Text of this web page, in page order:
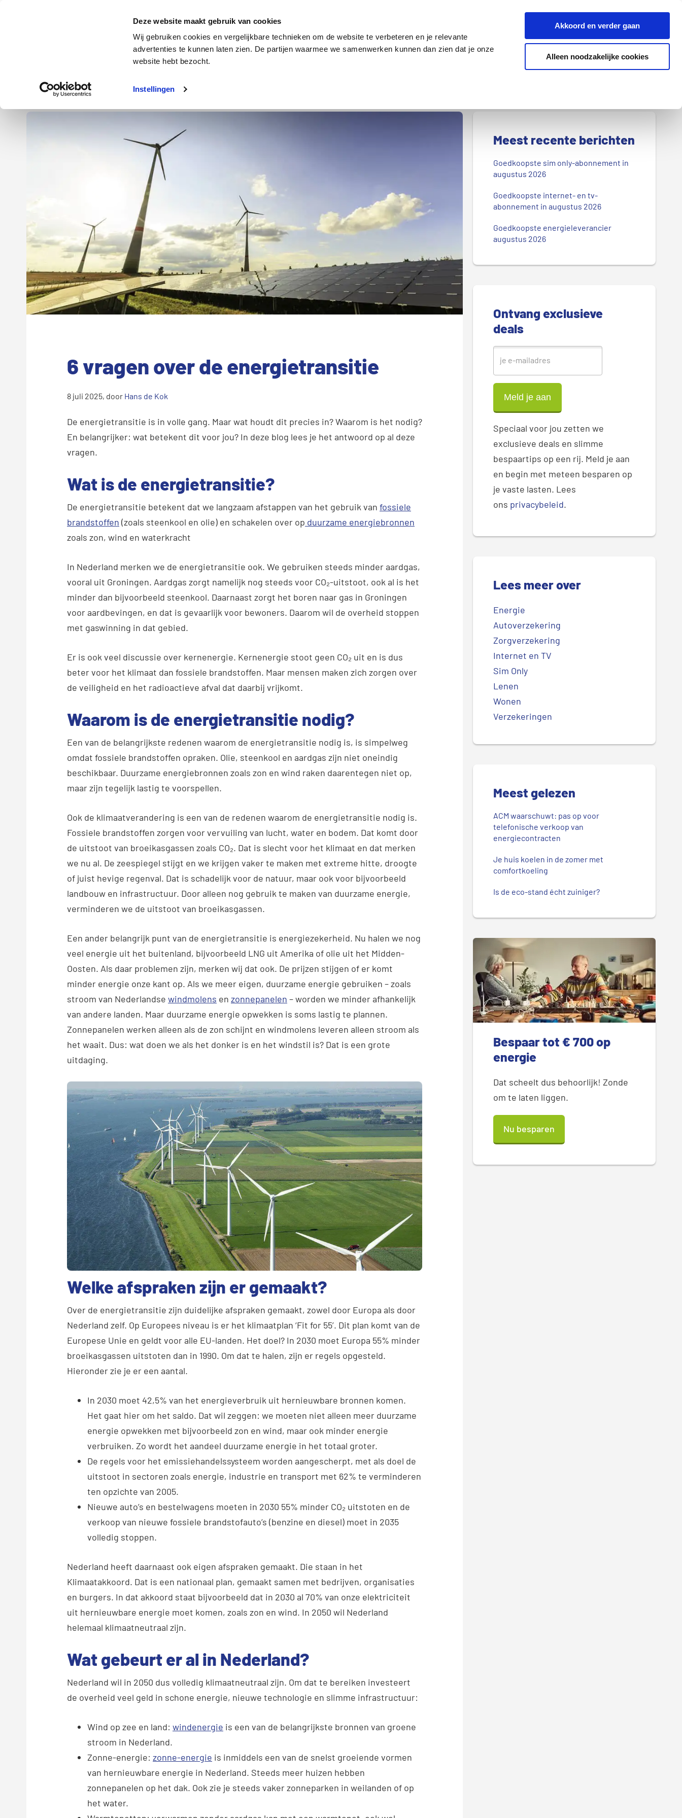
Deze website maakt gebruik van cookies
Wij gebruiken cookies en vergelijkbare technieken om de website te verbeteren en je relevante
advertenties te kunnen laten zien. De partijen waarmee we samenwerken kunnen dan zien dat je onze
website hebt bezocht.
Instellingen
Akkoord en verder gaan
Alleen noodzakelijke cookies
Energie Verzekeringen Internet en tv
Z
e
k
d
n
b
o
g
.
.
Energie Autoverzekering
6 vragen over de energietransitie
8 juli 2025, door Hans de Kok
De energietransitie is in volle gang. Maar wat houdt dit precies in? Waarom is het nodig?
En belangrijker: wat betekent dit voor jou? In deze blog lees je het antwoord op al deze
vragen.
Wat is de energietransitie?
De energietransitie betekent dat we langzaam afstappen van het gebruik van fossiele
brandstoffen (zoals steenkool en olie) en schakelen over op duurzame energiebronnen
zoals zon, wind en waterkracht
In Nederland merken we de energietransitie ook. We gebruiken steeds minder aardgas,
vooral uit Groningen. Aardgas zorgt namelijk nog steeds voor CO₂-uitstoot, ook al is het
minder dan bijvoorbeeld steenkool. Daarnaast zorgt het boren naar gas in Groningen
voor aardbevingen, en dat is gevaarlijk voor bewoners. Daarom wil de overheid stoppen
met gaswinning in dat gebied.
Er is ook veel discussie over kernenergie. Kernenergie stoot geen CO₂ uit en is dus
beter voor het klimaat dan fossiele brandstoffen. Maar mensen maken zich zorgen over
de veiligheid en het radioactieve afval dat daarbij vrijkomt.
Waarom is de energietransitie nodig?
Een van de belangrijkste redenen waarom de energietransitie nodig is, is simpelweg
omdat fossiele brandstoffen opraken. Olie, steenkool en aardgas zijn niet oneindig
beschikbaar. Duurzame energiebronnen zoals zon en wind raken daarentegen niet op,
maar zijn tegelijk lastig te voorspellen.
Ook de klimaatverandering is een van de redenen waarom de energietransitie nodig is.
Fossiele brandstoffen zorgen voor vervuiling van lucht, water en bodem. Dat komt door
de uitstoot van broeikasgassen zoals CO₂. Dat is slecht voor het klimaat en dat merken
we nu al. De zeespiegel stijgt en we krijgen vaker te maken met extreme hitte, droogte
of juist hevige regenval. Dat is schadelijk voor de natuur, maar ook voor bijvoorbeeld
landbouw en infrastructuur. Door alleen nog gebruik te maken van duurzame energie,
verminderen we de uitstoot van broeikasgassen.
Een ander belangrijk punt van de energietransitie is energiezekerheid. Nu halen we nog
veel energie uit het buitenland, bijvoorbeeld LNG uit Amerika of olie uit het Midden-
Oosten. Als daar problemen zijn, merken wij dat ook. De prijzen stijgen of er komt
minder energie onze kant op. Als we meer eigen, duurzame energie gebruiken – zoals
stroom van Nederlandse windmolens en zonnepanelen – worden we minder afhankelijk
van andere landen. Maar duurzame energie opwekken is soms lastig te plannen.
Zonnepanelen werken alleen als de zon schijnt en windmolens leveren alleen stroom als
het waait. Dus: wat doen we als het donker is en het windstil is? Dat is een grote
uitdaging.
Welke afspraken zijn er gemaakt?
Over de energietransitie zijn duidelijke afspraken gemaakt, zowel door Europa als door
Nederland zelf. Op Europees niveau is er het klimaatplan ‘Fit for 55’. Dit plan komt van de
Europese Unie en geldt voor alle EU-landen. Het doel? In 2030 moet Europa 55% minder
broeikasgassen uitstoten dan in 1990. Om dat te halen, zijn er regels opgesteld.
Hieronder zie je er een aantal.
In 2030 moet 42,5% van het energieverbruik uit hernieuwbare bronnen komen.
Het gaat hier om het saldo. Dat wil zeggen: we moeten niet alleen meer duurzame
energie opwekken met bijvoorbeeld zon en wind, maar ook minder energie
verbruiken. Zo wordt het aandeel duurzame energie in het totaal groter.
De regels voor het emissiehandelssysteem worden aangescherpt, met als doel de
uitstoot in sectoren zoals energie, industrie en transport met 62% te verminderen
ten opzichte van 2005.
Nieuwe auto’s en bestelwagens moeten in 2030 55% minder CO₂ uitstoten en de
verkoop van nieuwe fossiele brandstofauto’s (benzine en diesel) moet in 2035
volledig stoppen.
Nederland heeft daarnaast ook eigen afspraken gemaakt. Die staan in het
Klimaatakkoord. Dat is een nationaal plan, gemaakt samen met bedrijven, organisaties
en burgers. In dat akkoord staat bijvoorbeeld dat in 2030 al 70% van onze elektriciteit
uit hernieuwbare energie moet komen, zoals zon en wind. In 2050 wil Nederland
helemaal klimaatneutraal zijn.
Wat gebeurt er al in Nederland?
Nederland wil in 2050 dus volledig klimaatneutraal zijn. Om dat te bereiken investeert
de overheid veel geld in schone energie, nieuwe technologie en slimme infrastructuur:
Wind op zee en land: windenergie is een van de belangrijkste bronnen van groene
stroom in Nederland.
Zonne-energie: zonne-energie is inmiddels een van de snelst groeiende vormen
van hernieuwbare energie in Nederland. Steeds meer huizen hebben
zonnepanelen op het dak. Ook zie je steeds vaker zonneparken in weilanden of op
het water.
P
e
Meest recente berichten
Goedkoopste sim only-abonnement in
augustus 2026
Goedkoopste internet- en tv-
abonnement in augustus 2026
Goedkoopste energieleverancier
augustus 2026
Ontvang exclusieve
deals
Speciaal voor jou zetten we
exclusieve deals en slimme
bespaartips op een rij. Meld je aan
en begin met meteen besparen op
je vaste lasten. Lees
ons privacybeleid.
Lees meer over
Energie
Autoverzekering
Zorgverzekering
Internet en TV
Sim Only
Lenen
Wonen
Verzekeringen
Meest gelezen
ACM waarschuwt: pas op voor
telefonische verkoop van
energiecontracten
Je huis koelen in de zomer met
comfortkoeling
Is de eco-stand écht zuiniger?
Bespaar tot € 700 op
energie
Dat scheelt dus behoorlijk! Zonde
om te laten liggen.
Nu besparen